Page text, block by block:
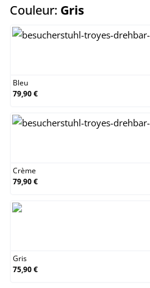
Couleur: Grisselect
Bleu
79,90 €
Crème
79,90 €
Gris
75,90 €